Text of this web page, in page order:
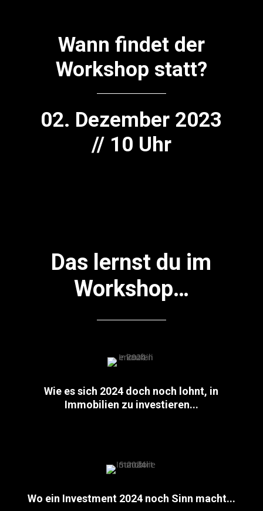
Wann findet der
Workshop statt?
02. Dezember 2023
// 10 Uhr
Das lernst du im
Workshop…
Wie es sich 2024 doch noch lohnt, in
Immobilien zu investieren...
Wo ein Investment 2024 noch Sinn macht...